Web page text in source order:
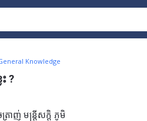
Knowledge
?
រាញ់ មន្ត្រីសក្តិ ភូមិ